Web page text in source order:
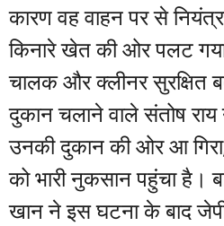
कारण वह वाहन पर से
किनारे खेत की ओर पलट
चालक और क्लीनर सुरक्षित
दुकान चलाने वाले संतोष राय
उनकी दुकान की ओर आ
को भारी नुकसान पहुंचा है।
खान ने इस घटना के बाद